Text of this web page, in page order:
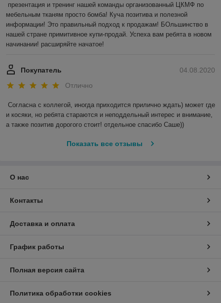
презентация и тренинг нашей команды организованный ЦКМФ по
мебельным тканям просто бомба! Куча позитива и полезной
информации! Это правильный подход к продажам! БОльшинство в
нашей стране примитивное купи-продай. Успеха вам ребята в новом
начинании! расширяйте начатое!
04.08.2020
Покупатель
Отлично
Согласна с коллегой, иногда приходится прилично ждать) может где
и косяки, но ребята стараются и неподдельный интерес и внимание,
а также позитив дорогого стоит! отдельное спасибо Саше))
Показать все отзывы
О нас
Контакты
Доставка и оплата
График работы
Полная версия сайта
Политика обработки cookies